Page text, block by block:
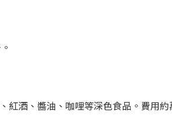
紅酒、醬油、咖哩等深色食品。費用約